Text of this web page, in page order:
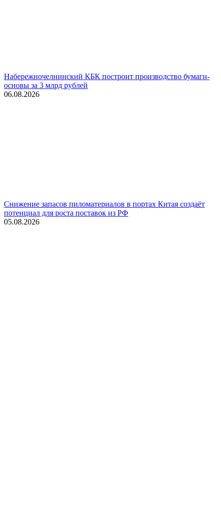
Набережночелнинский КБК построит производство бумаги-
основы за 3 млрд рублей
06.08.2026
Снижение запасов пиломатериалов в портах Китая создаёт
потенциал для роста поставок из РФ
05.08.2026